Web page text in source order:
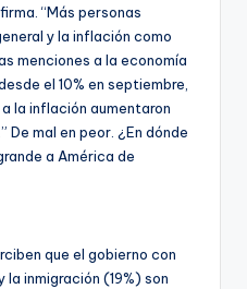
“Más personas
y la inflación como
menciones a la economía
el 10% en septiembre,
la inflación aumentaron
De mal en peor. ¿En dónde
a América de
que el gobierno con
inmigración (19%) son